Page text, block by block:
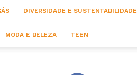
DIVERSIDADE E SUSTENTABILIDADE
MODA E BELEZA TEEN